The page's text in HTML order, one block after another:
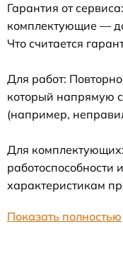
Гарантия от
комплектующие —
Что считается
Для работ:
который напрямую
(например,
Для
работоспособности
характеристикам
Показать полностью